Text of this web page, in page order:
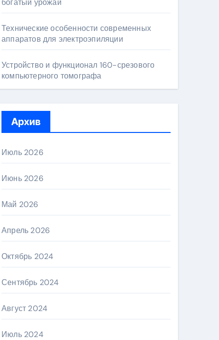
богатый урожай
Технические особенности современных
аппаратов для электроэпиляции
Устройство и функционал 160-срезового
компьютерного томографа
Архив
Июль 2026
Июнь 2026
Май 2026
Апрель 2026
Октябрь 2024
Сентябрь 2024
Август 2024
Июль 2024